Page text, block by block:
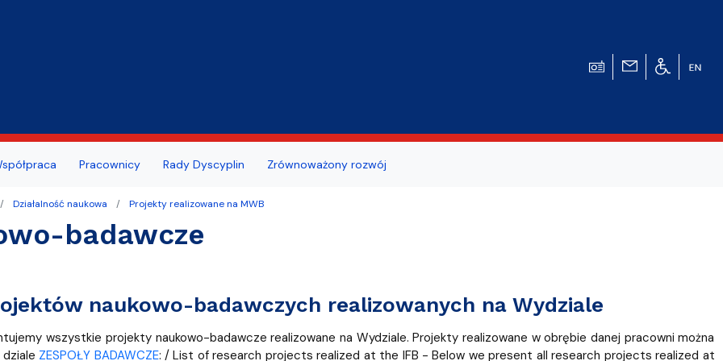
oceny pracowniczej
z działalności wydziału
UG
Portal Studenta
nauki
Pracownicy Rady Dyscyplin Zrównoważony rozwój
Działalność naukowa Projekty realizowane na MWB
badawcze
naukowo-badawczych realizowanych na Wydziale
wszystkie projekty naukowo-badawcze realizowane na Wydziale. Projekty realizowane w obrębie danej pracowni można
ZESPOŁY BADAWCZE: / List of research projects realized at the IFB - Below we present all research projects realized at